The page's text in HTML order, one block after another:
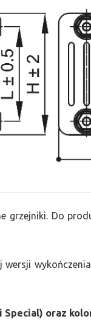
grzejniki. Do
oraz